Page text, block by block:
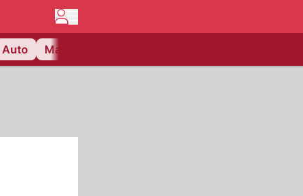
Auto Matchcenter